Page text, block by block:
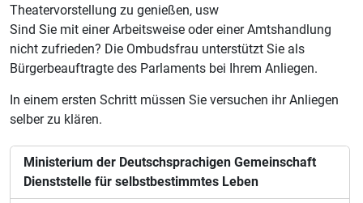
Theatervorstellung zu genießen, usw
Sind Sie mit einer Arbeitsweise oder einer Amtshandlung
nicht zufrieden? Die Ombudsfrau unterstützt Sie als
Bürgerbeauftragte des Parlaments bei Ihrem Anliegen.
In einem ersten Schritt müssen Sie versuchen ihr Anliegen
selber zu klären.
Ministerium der Deutschsprachigen Gemeinschaft
Dienststelle für selbstbestimmtes Leben